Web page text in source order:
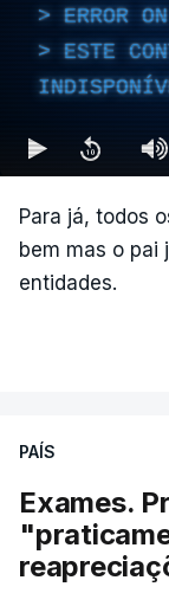
ERROR
ESTE
Para já, todos
bem mas o pai
entidades.
PAÍS
Exames.